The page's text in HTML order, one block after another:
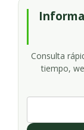
Consulta
tiempo,